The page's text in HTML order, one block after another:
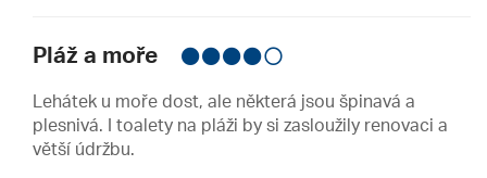
Pláž a moře
Lehátek u moře dost, ale některá jsou špinavá a
plesnivá. I toalety na pláži by si zasloužily renovaci a
větší údržbu.